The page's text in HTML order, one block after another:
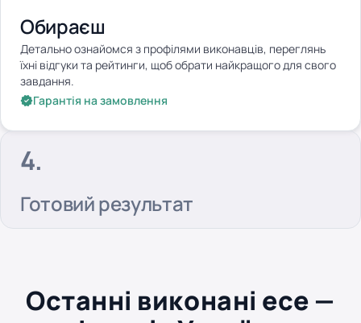
Обираєш
Детально ознайомся з профілями виконавців, переглянь
їхні відгуки та рейтинги, щоб обрати найкращого для свого
завдання.
Гарантія на замовлення
Готовий результат
Останні виконані есе —